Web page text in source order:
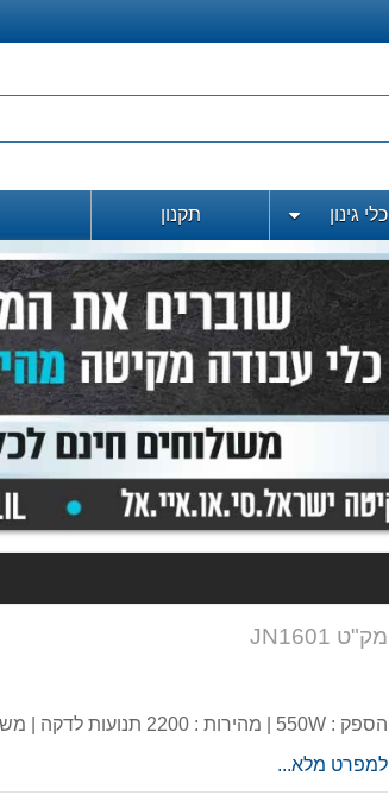
כלי גינון תקנון
מק"ט JN1601
הספק : 550W | מהירות : 2200 תנועות לדקה | משקל : 1.6 ק"ג | פחמים: CB411
למפרט מלא...